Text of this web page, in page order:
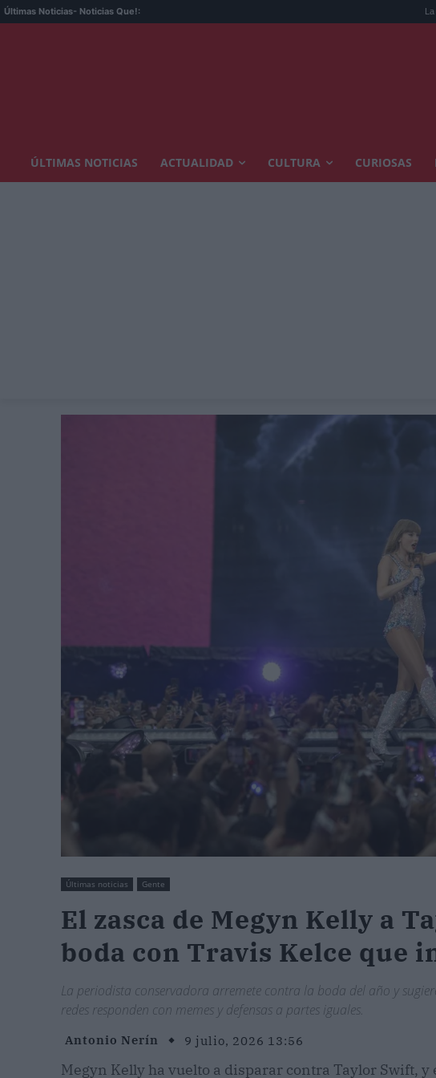
Últimas Noticias- Noticias Que!: La opción de
ÚLTIMAS NOTICIAS ACTUALIDAD CULTURA CURIOSAS
Últimas noticias Gente
El zasca de Megyn Kelly a
boda con Travis Kelce que
La periodista conservadora arremete contra la boda del año y
redes responden con memes y defensas a partes iguales.
Antonio Nerín 9 julio, 2026 13:56
Megyn Kelly ha vuelto a disparar contra Taylor Swift, y